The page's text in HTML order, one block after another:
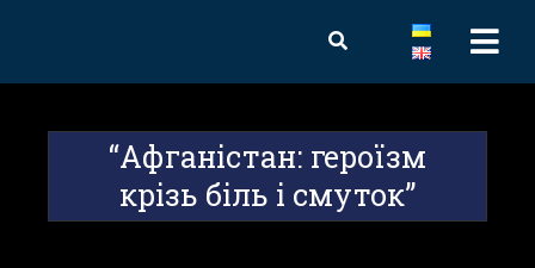
“Афганістан: героїзм
крізь біль і смуток”